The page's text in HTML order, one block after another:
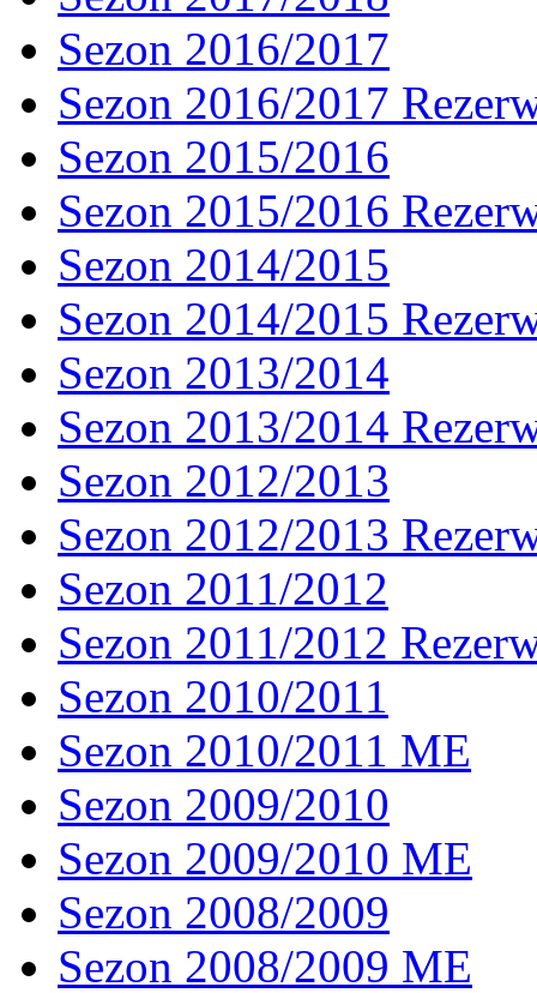
Sezon 2016/2017
Sezon 2016/2017
Sezon 2015/2016
Sezon 2015/2016
Sezon 2014/2015
Sezon 2014/2015
Sezon 2013/2014
Sezon 2013/2014
Sezon 2012/2013
Sezon 2012/2013
Sezon 2011/2012
Sezon 2011/2012
Sezon 2010/2011
Sezon 2010/2011 ME
Sezon 2009/2010
Sezon 2009/2010 ME
Sezon 2008/2009
Sezon 2008/2009 ME